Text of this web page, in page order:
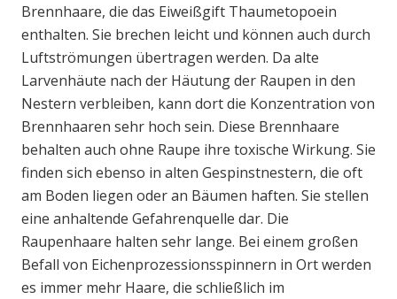
Brennhaare, die das Eiweißgift Thaumetopoein
enthalten. Sie brechen leicht und können auch durch
Luftströmungen übertragen werden. Da alte
Larvenhäute nach der Häutung der Raupen in den
Nestern verbleiben, kann dort die Konzentration von
Brennhaaren sehr hoch sein. Diese Brennhaare
behalten auch ohne Raupe ihre toxische Wirkung. Sie
finden sich ebenso in alten Gespinstnestern, die oft
am Boden liegen oder an Bäumen haften. Sie stellen
eine anhaltende Gefahrenquelle dar. Die
Raupenhaare halten sehr lange. Bei einem großen
Befall von Eichenprozessionsspinnern in Ort werden
es immer mehr Haare, die schließlich im